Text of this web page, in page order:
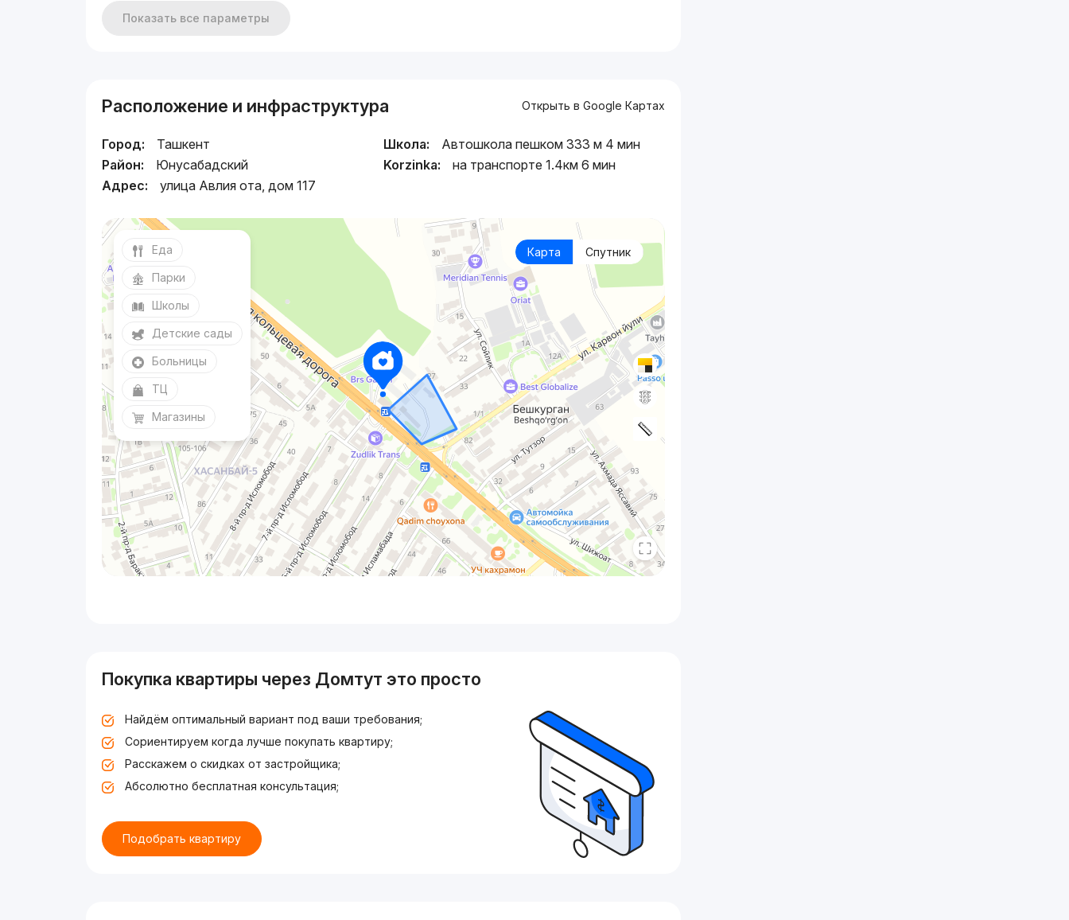
Показать все параметры
Расположение и инфраструктура Открыть в Google Картах
Город:
Ташкент
Район:
Юнусабадский
Адрес:
улица Авлия ота, дом 117
Школа:
Автошкола пешком 333 м 4 мин
Korzinka:
на транспорте 1.4км 6 мин
Карта Спутник
Еда
Парки
Школы
Детские сады
Больницы
ТЦ
Магазины
Покупка квартиры через Домтут это просто
Найдём оптимальный вариант под ваши требования;
Сориентируем когда лучше покупать квартиру;
Расскажем о скидках от застройщика;
Абсолютно бесплатная консультация;
Подобрать квартиру